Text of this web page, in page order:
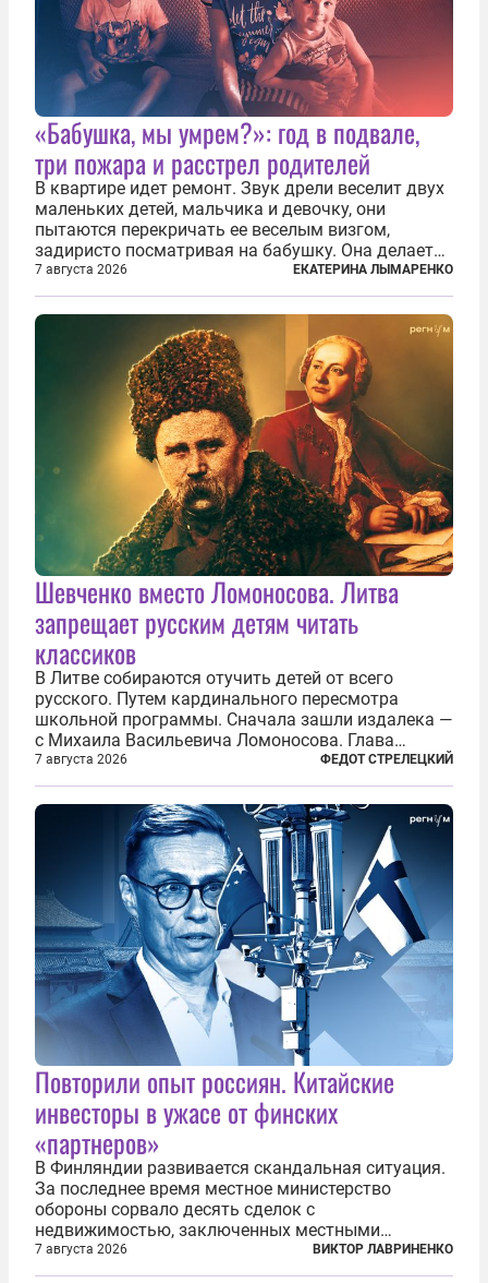
«Бабушка, мы умрем?»: год в подвале,
три пожара и расстрел родителей
В квартире идет ремонт. Звук дрели веселит двух
маленьких детей, мальчика и девочку, они
пытаются перекричать ее веселым визгом,
задиристо посматривая на бабушку. Она делает
им замечание, но внуки чувствуют, что она
сердится невсерьез. И это правда: дрель, конечно,
сверлит противно, но всё...
7 августа 2026 ЕКАТЕРИНА ЛЫМАРЕНКО
Шевченко вместо Ломоносова. Литва
запрещает русским детям читать
классиков
В Литве собираются отучить детей от всего
русского. Путем кардинального пересмотра
школьной программы. Сначала зашли издалека —
с Михаила Васильевича Ломоносова. Глава
правительства Литвы Миндаугас Синкявичюс
предложил исключить его тексты из программ
общего образования. Мотивировал он это тем,
7 августа 2026 ФЕДОТ СТРЕЛЕЦКИЙ
Повторили опыт россиян. Китайские
инвесторы в ужасе от финских
«партнеров»
В Финляндии развивается скандальная ситуация.
За последнее время местное министерство
обороны сорвало десять сделок с
недвижимостью, заключенных местными
фирмами с китайским капиталом. Чиновники
заявили, что они могли заключаться с целью
7 августа 2026 ВИКТОР ЛАВРИНЕНКО